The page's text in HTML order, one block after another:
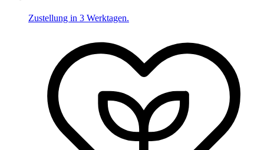
Zustellung in 3 Werktagen.